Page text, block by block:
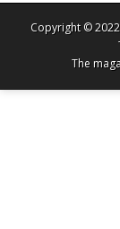
Copyright © 2022
The